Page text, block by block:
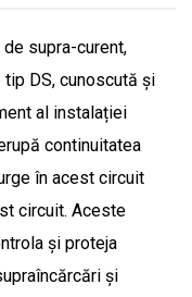
supra-curent,
DS, cunoscută și
al instalației
continuitatea
în acest circuit
circuit. Aceste
și proteja
și